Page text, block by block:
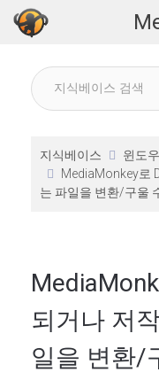
지식베이스 윈도
MediaMonkey로
는 파일을 변환/구울
되거나 저
일을 변환/